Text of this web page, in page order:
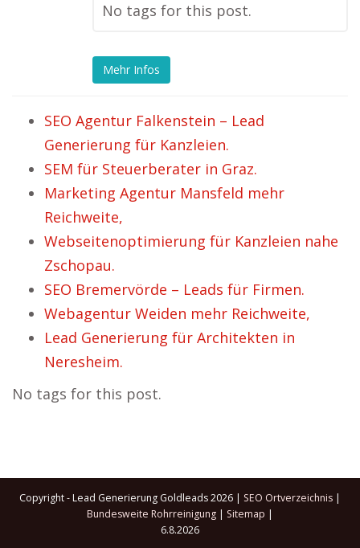
No tags for this post.
Mehr Infos
SEO Agentur Falkenstein – Lead
Generierung für Kanzleien.
SEM für Steuerberater in Graz.
Marketing Agentur Mansfeld mehr
Reichweite,
Webseitenoptimierung für Kanzleien nahe
Zschopau.
SEO Bremervörde – Leads für Firmen.
Webagentur Weiden mehr Reichweite,
Lead Generierung für Architekten in
Neresheim.
No tags for this post.
Copyright - Lead Generierung Goldleads 2026 | SEO Ortverzeichnis |
Bundesweite Rohrreinigung | Sitemap |
6.8.2026